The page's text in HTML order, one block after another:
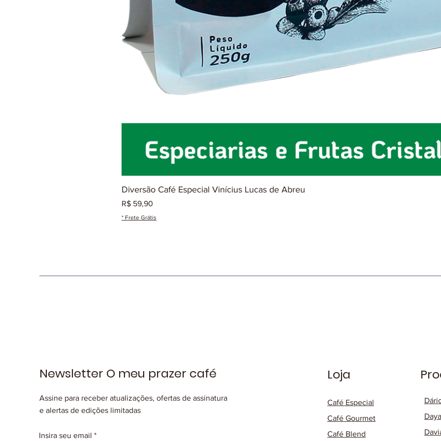
Diversão Café Especial Vinícius Lucas de Abreu
Preço
R$ 59,90
* Frete Grátis
Newsletter O meu prazer café
Assine para receber atualizações, ofertas de assinatura
e alertas de edições limitadas
Insira seu email
Loja
Café Especial
Café Gourmet
Café Blend